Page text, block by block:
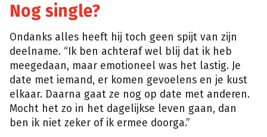
Nog single?
Ondanks alles heeft hij toch geen spijt van zijn
deelname. “Ik ben achteraf wel blij dat ik heb
meegedaan, maar emotioneel was het lastig. Je
date met iemand, er komen gevoelens en je kust
elkaar. Daarna gaat ze nog op date met anderen.
Mocht het zo in het dagelijkse leven gaan, dan
ben ik niet zeker of ik ermee doorga.”